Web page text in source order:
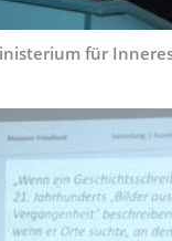
für